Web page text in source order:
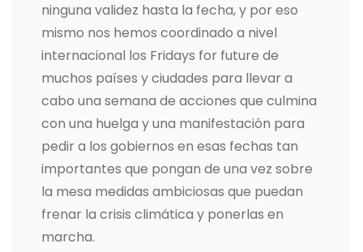
ninguna validez hasta la fecha, y por eso
mismo nos hemos coordinado a nivel
internacional los Fridays for future de
muchos países y ciudades para llevar a
cabo una semana de acciones que culmina
con una huelga y una manifestación para
pedir a los gobiernos en esas fechas tan
importantes que pongan de una vez sobre
la mesa medidas ambiciosas que puedan
frenar la crisis climática y ponerlas en
marcha.